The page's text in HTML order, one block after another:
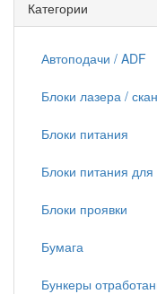
Категории
Автоподачи / ADF
Блоки лазера /
Блоки питания
Блоки питания
Блоки проявки
Бумага
Бункеры